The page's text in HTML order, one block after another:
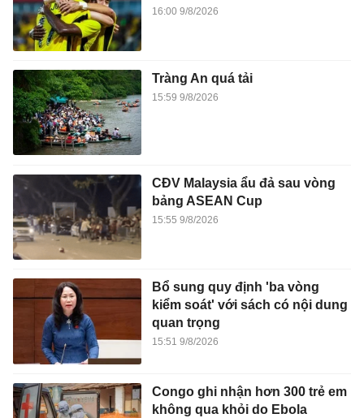
16:00 9/8/2026
Tràng An quá tải
15:59 9/8/2026
CĐV Malaysia ẩu đả sau vòng
bảng ASEAN Cup
15:55 9/8/2026
Bổ sung quy định 'ba vòng
kiểm soát' với sách có nội dung
quan trọng
15:51 9/8/2026
Congo ghi nhận hơn 300 trẻ em
không qua khỏi do Ebola